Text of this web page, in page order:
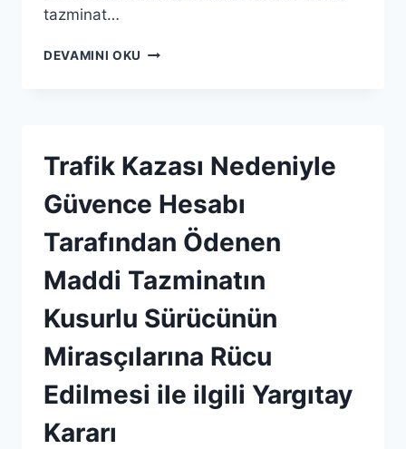
tazminat…
DEVAMINI OKU
Trafik Kazası Nedeniyle
Güvence Hesabı
Tarafından Ödenen
Maddi Tazminatın
Kusurlu Sürücünün
Mirasçılarına Rücu
Edilmesi ile ilgili Yargıtay
Kararı